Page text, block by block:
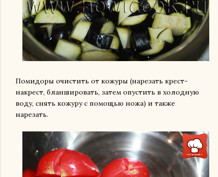
Помидоры очистить от кожуры (нарезать крест-
накрест, бланшировать, затем опустить в холодную
воду, снять кожуру с помощью ножа) и также
нарезать.